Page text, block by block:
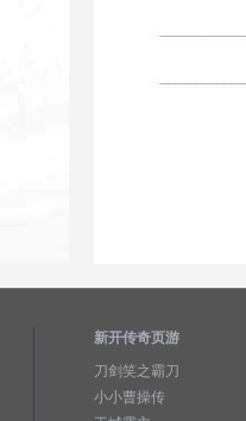
新开传奇页游
刀剑笑之霸刀
小小曹操传